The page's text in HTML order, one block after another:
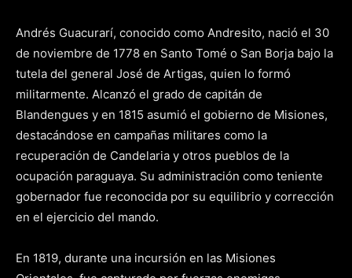
Andrés Guacurarí, conocido como Andresito, nació el 30
de noviembre de 1778 en Santo Tomé o San Borja bajo la
tutela del general José de Artigas, quien lo formó
militarmente. Alcanzó el grado de capitán de
Blandengues y en 1815 asumió el gobierno de Misiones,
destacándose en campañas militares como la
recuperación de Candelaria y otros pueblos de la
ocupación paraguaya. Su administración como teniente
gobernador fue reconocida por su equilibrio y corrección
en el ejercicio del mando.
En 1819, durante una incursión en las Misiones